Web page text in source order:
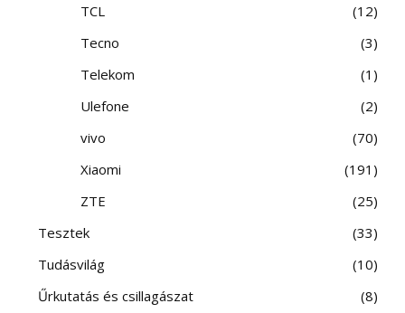
TCL
12
Tecno
3
Telekom
1
Ulefone
2
vivo
70
Xiaomi
191
ZTE
25
Tesztek
33
Tudásvilág
10
Űrkutatás és csillagászat
8